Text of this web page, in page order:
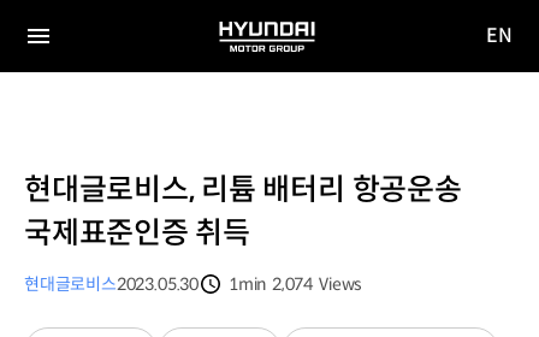
전체
HYUNDAI
MOTOR
EN
현대글로비스, 리튬 배터리 항공운송
국제표준인증 취득
현대글로비스2023.05.30
1min 2,074 Views